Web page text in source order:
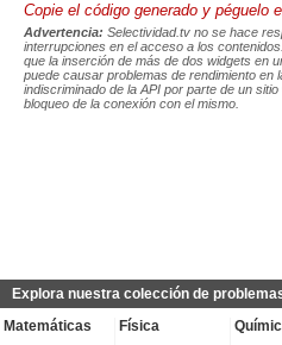
Copie el código generado y péguelo
Advertencia: Selectividad.tv no se hace
interrupciones en el acceso a los
que la inserción de más de dos widgets en
puede causar problemas de rendimiento en
indiscriminado de la API por parte de un
bloqueo de la conexión con el mismo.
Explora nuestra colección de
Matemáticas
Física